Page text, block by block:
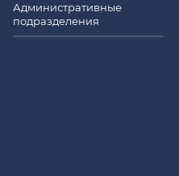
Административные
подразделения